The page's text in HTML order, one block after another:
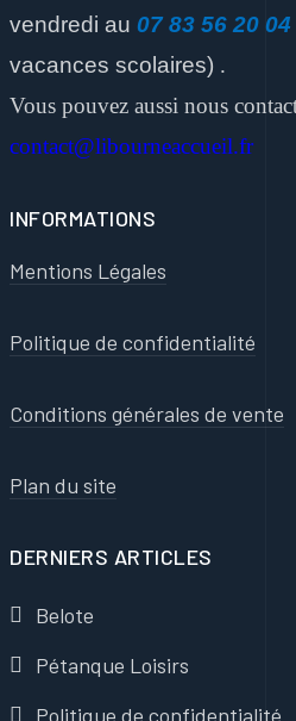
vendredi au 07 83 56 20 04
vacances scolaires) .
Vous pouvez aussi nous
contact@libourneaccueil.fr
INFORMATIONS
Mentions Légales
Politique de confidentialité
Conditions générales de vente
Plan du site
DERNIERS ARTICLES
Belote
Pétanque Loisirs
Politique de confidentialité